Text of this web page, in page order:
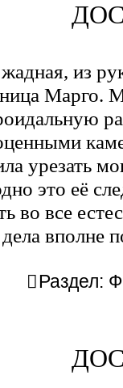
из
Марго.
урезать
это её
во все
дела вполне
Раздел: